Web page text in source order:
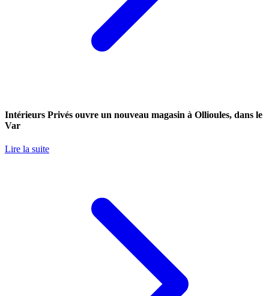
Intérieurs Privés ouvre un nouveau magasin à Ollioules, dans le
Var
Lire la suite